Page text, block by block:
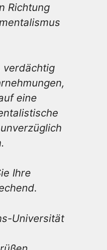
Richtung
verdächtig
eine
Ihre
Universität